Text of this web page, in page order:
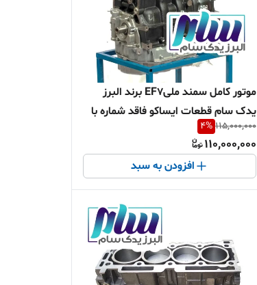
موتور کامل سمند ملیEF7 برند البرز
یدک سام قطعات ایساکو فاقد شماره با
نامه
115,000,000
4%
110,000,000
افزودن به سبد